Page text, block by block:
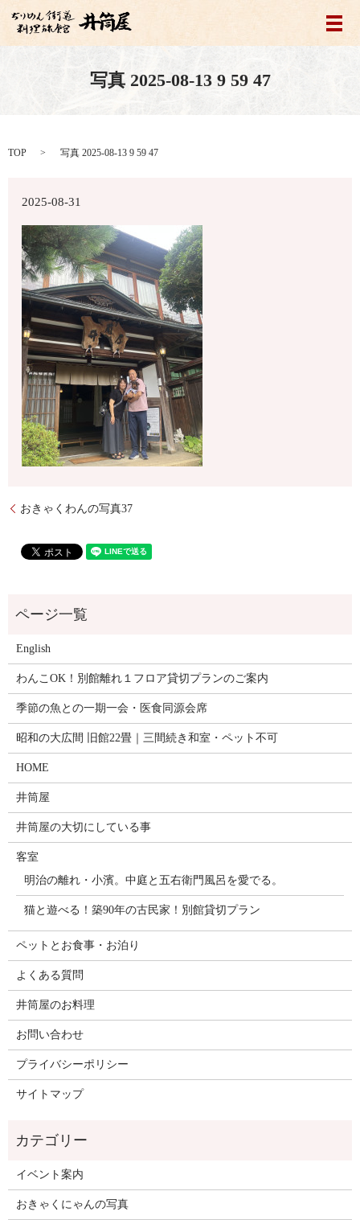
メ
写真 2025-08-13 9 59 47
TOP 写真 2025-08-13 9 59 47
2025-08-31
おきゃくわんの写真37
English
わんこOK！別館離れ１フロア貸切プランのご案内
季節の魚との一期一会・医食同源会席
昭和の大広間 旧館22畳｜三間続き和室・ペット不可
HOME
井筒屋
井筒屋の大切にしている事
客室
明治の離れ・小濱。中庭と五右衛門風呂を愛でる。
猫と遊べる！築90年の古民家！別館貸切プラン
ペットとお食事・お泊り
よくある質問
井筒屋のお料理
お問い合わせ
プライバシーポリシー
サイトマップ
イベント案内
おきゃくにゃんの写真